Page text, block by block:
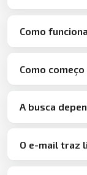
Como
Como
A busca
O e-mail traz